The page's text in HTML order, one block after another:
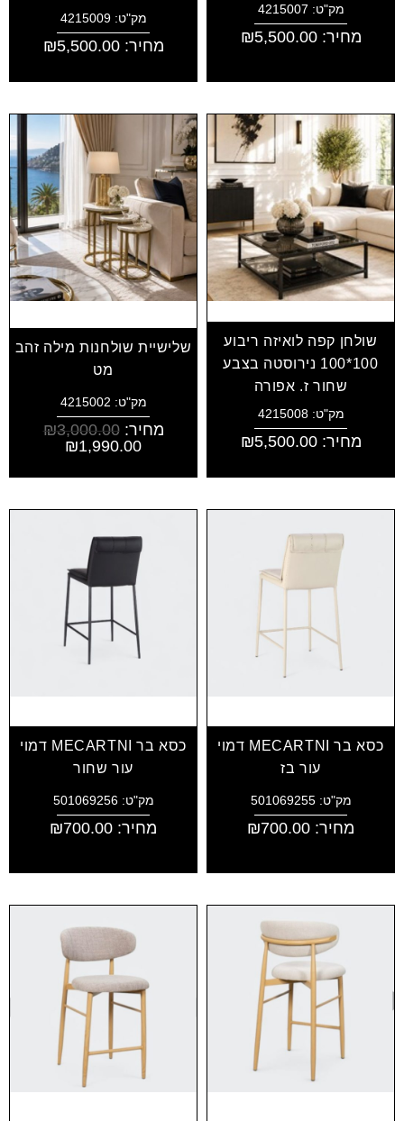
מק"ט: 4215007
מחיר: ₪5,500.00
מק"ט: 4215009
מחיר: ₪5,500.00
שולחן קפה לואיזה ריבוע
100*100 נירוסטה בצבע
שחור ז. אפורה
מק"ט: 4215008
מחיר: ₪5,500.00
שלישיית שולחנות מילה זהב
מט
מק"ט: 4215002
מחיר: ₪3,000.00
₪1,990.00
כסא בר MECARTNI דמוי
עור בז
מק"ט: 501069255
מחיר: ₪700.00
כסא בר MECARTNI דמוי
עור שחור
מק"ט: 501069256
מחיר: ₪700.00